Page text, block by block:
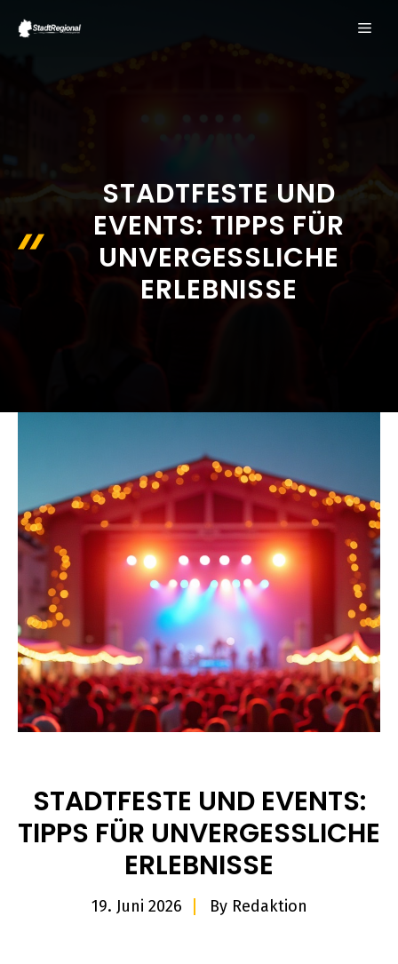
Inhalt
STADTFESTE UND
EVENTS: TIPPS FÜR
UNVERGESSLICHE
ERLEBNISSE
STADTFESTE UND EVENTS:
TIPPS FÜR UNVERGESSLICHE
ERLEBNISSE
19. Juni 2026 By Redaktion